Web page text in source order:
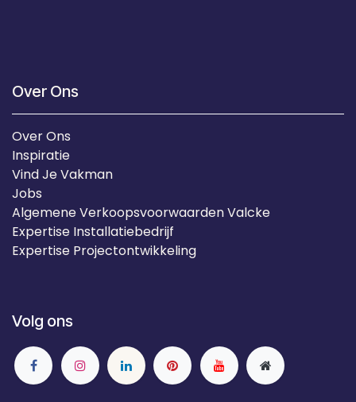
Over Ons
Over Ons
Inspiratie
Vind Je Vakman
Jobs
Algemene Verkoopsvoorwaarden Valcke
Expertise Installatiebedrijf
Expertise Projectontwikkeling
Volg ons